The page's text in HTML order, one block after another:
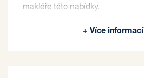
makléře této nabídky.
na základě jím zvolených kritérií.
+ Více informací